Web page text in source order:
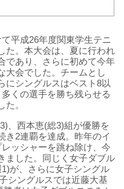
平成26年度関東学生テニ
た。本大会は、夏に行われ
であり、さらに初めて今年
大会でした。チームとし
にシングルスはベスト8以
くの選手を勝ち残らせる
。
、西本恵(総3)組が優勝を
き2連覇を達成。昨年のイ
ッシャーを跳ね除け、今
ました。同じく女子ダブル
が、さらに女子シングル
シングルスでは近藤大基